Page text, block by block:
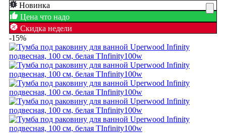
Новинка
Цена что надо
Скидка недели
-15%